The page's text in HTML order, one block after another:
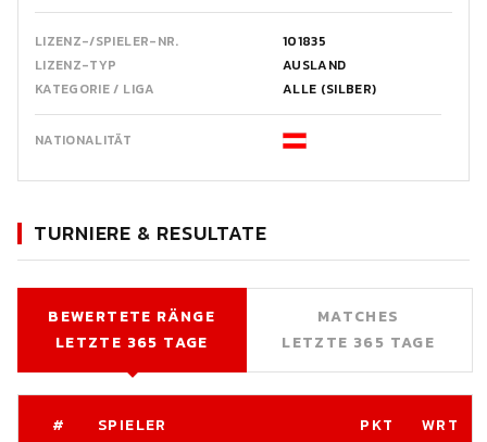
LIZENZ-/SPIELER-NR.
101835
LIZENZ-TYP
AUSLAND
KATEGORIE / LIGA
ALLE (SILBER)
NATIONALITÄT
TURNIERE & RESULTATE
BEWERTETE RÄNGE
LETZTE 365 TAGE
MATCHES
LETZTE 365 TAGE
# SPIELER PKT WRT